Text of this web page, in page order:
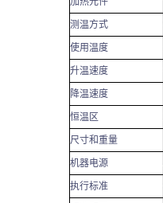
测温方式
使用温度
升温速度
降温速度
恒温区
尺寸和重量
机器电源
执行标准